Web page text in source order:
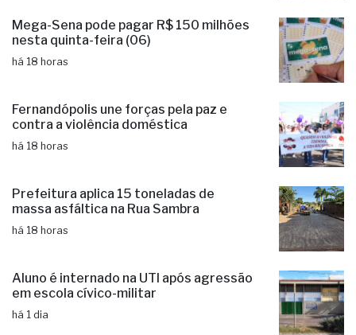
Mega-Sena pode pagar R$ 150 milhões
nesta quinta-feira (06)
há 18 horas
Fernandópolis une forças pela paz e
contra a violência doméstica
há 18 horas
Prefeitura aplica 15 toneladas de
massa asfáltica na Rua Sambra
há 18 horas
Aluno é internado na UTI após agressão
em escola cívico-militar
há 1 dia